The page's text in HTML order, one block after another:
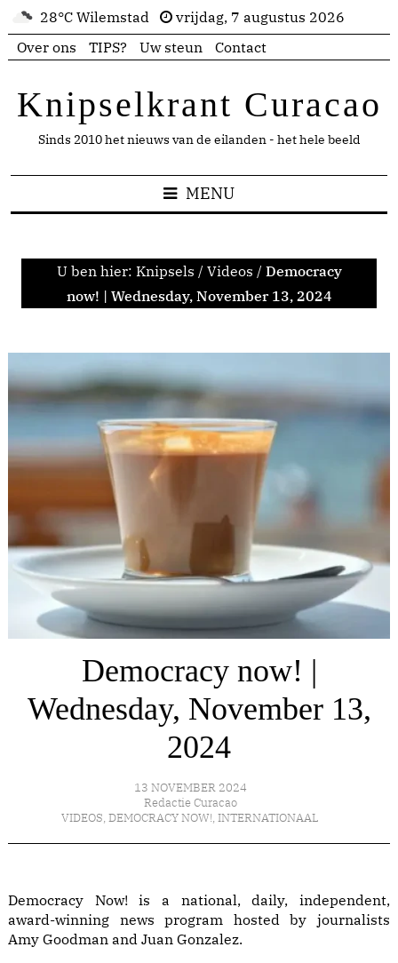
28°C Wilemstad
vrijdag, 7 augustus 2026
Over ons
TIPS? Uw steun Contact
Knipselkrant Curacao
Sinds 2010 het nieuws van de eilanden - het hele beeld
MENU
U ben hier: Knipsels / Videos / Democracy
now! | Wednesday, November 13, 2024
Democracy now! |
Wednesday, November 13,
2024
13 NOVEMBER 2024
Redactie Curacao
VIDEOS, DEMOCRACY NOW!, INTERNATIONAAL
Democracy Now! is a national, daily, independent,
award-winning news program hosted by journalists
Amy Goodman and Juan Gonzalez.